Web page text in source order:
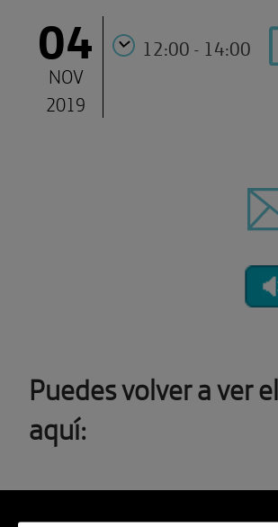
04
NOV
2019
12:00 - 14:00
Puedes volver a ver
aquí: